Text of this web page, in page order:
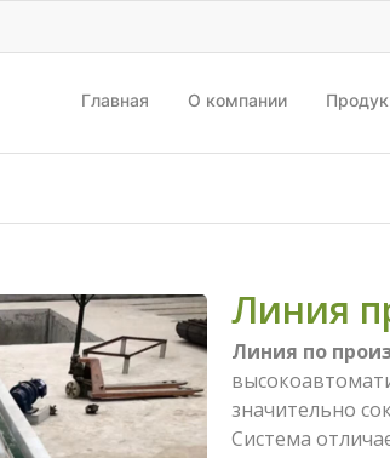
Главная О компании
Линия
Линия по
значительно
Система